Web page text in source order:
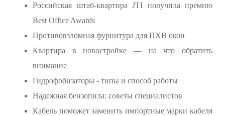
Российская штаб-квартира JTI получила премию
Best Office Awards
Противовзломная фурнитура для ПХВ окон
Квартира в новостройке — на что обратить
внимание
Гидрофобизаторы - типы и способ работы
Надежная бензопила: советы специалистов
Кабель поможет заменить импортные марки кабеля